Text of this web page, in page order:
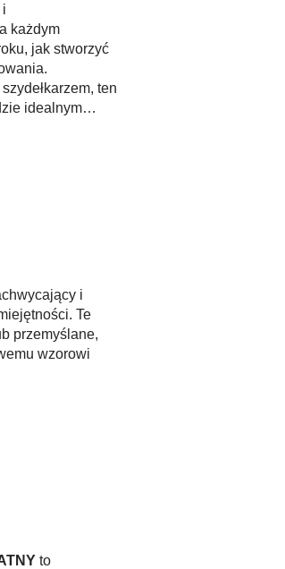
i
każdym
jak stworzyć
ten
idealnym
i
Te
przemyślane,
wzorowi
to